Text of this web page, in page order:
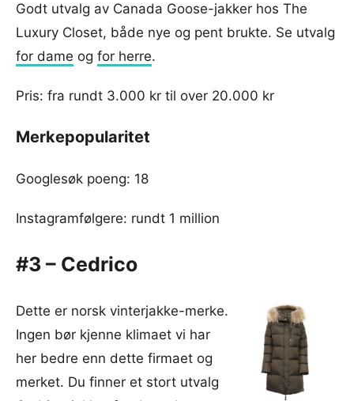
Godt utvalg av Canada Goose-jakker hos The
Luxury Closet, både nye og pent brukte. Se utvalg
for dame og for herre.
Pris: fra rundt 3.000 kr til over 20.000 kr
Merkepopularitet
Googlesøk poeng: 18
Instagramfølgere: rundt 1 million
#3 – Cedrico
Dette er norsk vinterjakke-merke.
Ingen bør kjenne klimaet vi har
her bedre enn dette firmaet og
merket. Du finner et stort utvalg